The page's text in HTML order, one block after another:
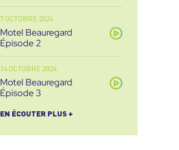
7 OCTOBRE 2024
Motel Beauregard
Épisode 2
14 OCTOBRE 2024
Motel Beauregard
Épisode 3
EN ÉCOUTER PLUS +